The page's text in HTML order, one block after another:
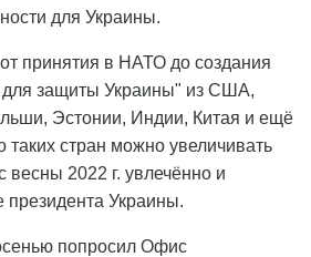
для Украины.
принятия в НАТО до создания
для защиты Украины" из США,
Эстонии, Индии, Китая и ещё
таких стран можно увеличивать
весны 2022 г. увлечённо и
Украины.
попросил Офис